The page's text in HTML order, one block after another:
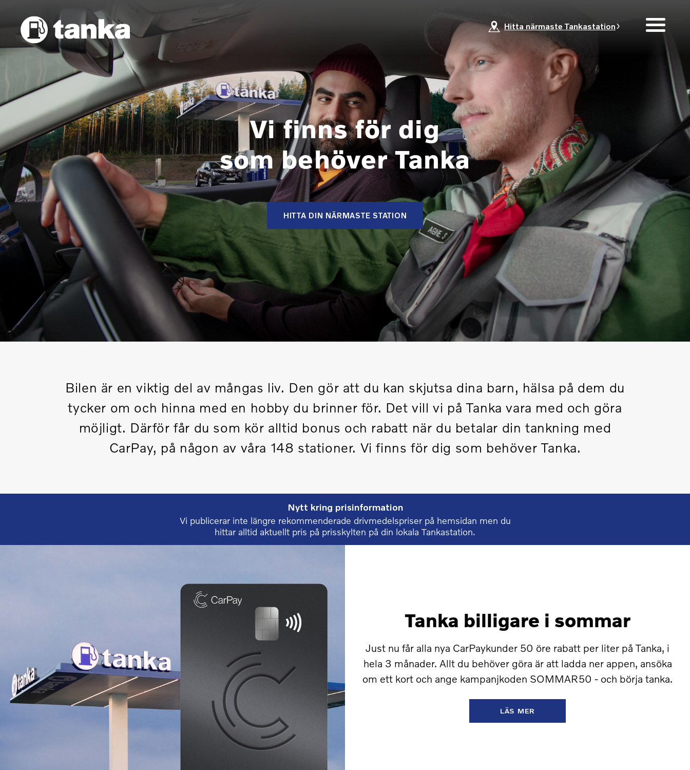
Hitta närmaste Tankastation
Vi finns för dig
som behöver Tanka
HITTA DIN NÄRMASTE STATION
Bilen är en viktig del av mångas liv. Den gör att du kan skjutsa dina barn, hälsa på dem du
tycker om och hinna med en hobby du brinner för. Det vill vi på Tanka vara med och göra
möjligt. Därför får du som kör alltid bonus och rabatt när du betalar din tankning med
CarPay, på någon av våra 148 stationer. Vi finns för dig som behöver Tanka.
Nytt kring prisinformation
Vi publicerar inte längre rekommenderade drivmedelspriser på hemsidan men du
hittar alltid aktuellt pris på prisskylten på din lokala Tankastation.
Tanka billigare i sommar
Just nu får alla nya CarPaykunder 50 öre rabatt per liter på Tanka, i
hela 3 månader. Allt du behöver göra är att ladda ner appen, ansöka
om ett kort och ange kampanjkoden SOMMAR50 - och börja tanka.
LÄS MER